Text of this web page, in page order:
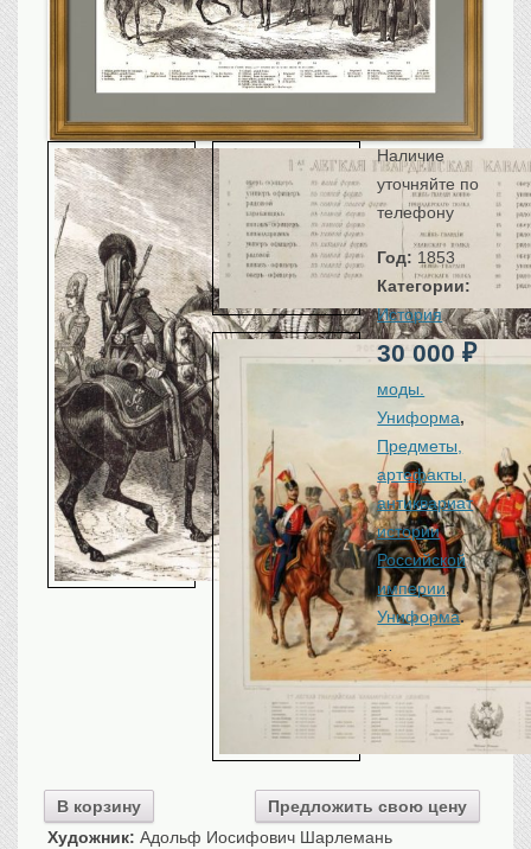
Исторические карты
Виды городов
Санкт-Петербург
Российская империя
Прочие
Севастополь, Крым
Ценные бумаги
История моды. Униформа
Гражданская мода
Униформа
Охота. Флора. Фауна
Фауна
Флора
Охота
Рыбы, рыбалка
Техника, транспорт, архитектура
Архитектура
Оружие, военная атрибутика
30 000₽
В корзину Предложить свою цену
Наличие
уточняйте по
телефону
Год: 1853
Художник: Адольф Иосифович Шарлемань
Категории:
История
моды.
Униформа,
Предметы,
артефакты,
антиквариат
истории
Российской
империи,
Униформа.
…